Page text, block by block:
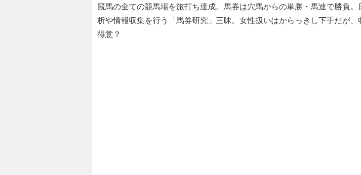
競馬の全ての競馬場を旅打ち達成。馬券は穴馬からの単勝・馬連で勝負。
析や情報収集を行う「馬券研究」三昧。女性扱いはからっきし下手だが、
得意？